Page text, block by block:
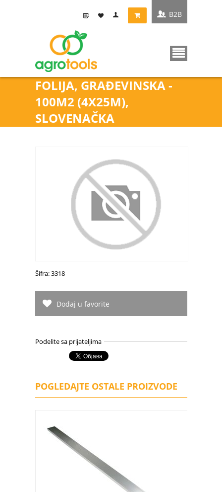
FOLIJA, GRAĐEVINSKA -
100M2 (4X25M),
SLOVENAČKA
B2B
Šifra: 3318
Dodaj u favorite
Podelite sa prijateljima
POGLEDAJTE OSTALE PROIZVODE